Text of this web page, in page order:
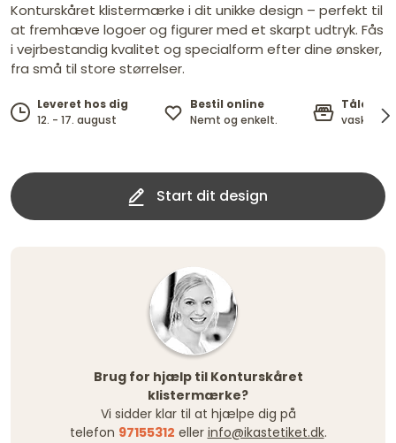
Konturskåret klistermærke i dit unikke design – perfekt til
at fremhæve logoer og figurer med et skarpt udtryk. Fås
i vejrbestandig kvalitet og specialform efter dine ønsker,
fra små til store størrelser.
Leveret hos dig
12. - 17. august
Bestil online
Nemt og enkelt.
Tåler
vask op
Start dit design
Brug for hjælp til Konturskåret
klistermærke?
Vi sidder klar til at hjælpe dig på
telefon 97155312 eller info@ikastetiket.dk.